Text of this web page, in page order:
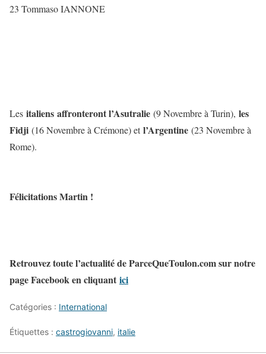
23 Tommaso IANNONE
Les italiens affronteront l’Asutralie (9 Novembre à Turin), les
Fidji (16 Novembre à Crémone) etl’Argentine (23 Novembre à
Rome).
Félicitations Martin !
Retrouvez toute l’actualité de ParceQueToulon.com sur notre
page Facebook en cliquant ici
Catégories : International
Étiquettes : castrogiovanni, italie